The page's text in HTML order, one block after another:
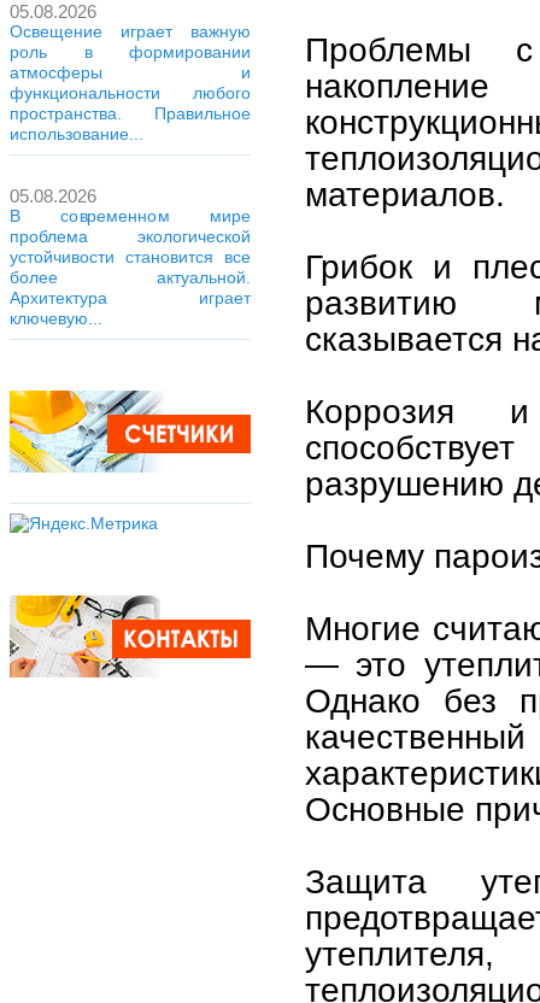
05.08.2026
Освещение играет важную
роль в формировании
атмосферы и
функциональности любого
пространства. Правильное
использование...
05.08.2026
В современном мире
проблема экологической
устойчивости становится все
более актуальной.
Архитектура играет
ключевую...
Проблемы с
материалов.
Грибок и
развитию
сказывается
Коррозия
разрушению
Почему
Многие
— это
Однако без
Основные
Защита